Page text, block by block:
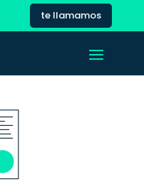
te llamamos